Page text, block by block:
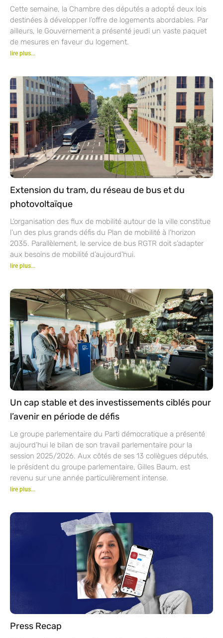
Cette semaine, la Chambre des députés a adopté deux lois
destinées à développer l’offre de logements abordables. Par
ailleurs, le Gouvernement a présenté jeudi un vaste paquet
de mesures en faveur du logement.
lire plus...
Extension du tram, du réseau de bus et du
photovoltaïque
L’organisation des flux de mobilité autour de la ville constitue
l’un des plus grands défis du Plan de mobilité à l’horizon
2035. Parallèlement, le service de bus RGTR doit s’adapter
aux besoins de mobilité d’aujourd’hui.
lire plus...
Un cap stable et des investissements ciblés pour
l’avenir en période de défis
Le groupe parlementaire du Parti démocratique a présenté
aujourd’hui le bilan de son travail parlementaire pour la
session 2025/2026. Aux côtés de ses 13 collègues députés,
le président du groupe parlementaire, Gilles Baum, est
revenu sur une année particulièrement intense.
lire plus...
Press Recap